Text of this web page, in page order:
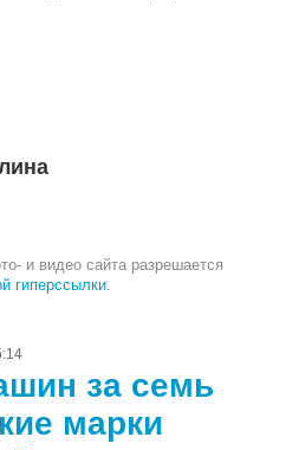
и видео сайта разрешается
гиперссылки
за семь
марки